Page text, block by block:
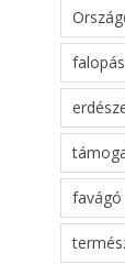
falopás
favágó